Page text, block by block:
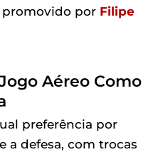
promovido por Filipe
Aéreo Como
preferência por
a defesa, com trocas